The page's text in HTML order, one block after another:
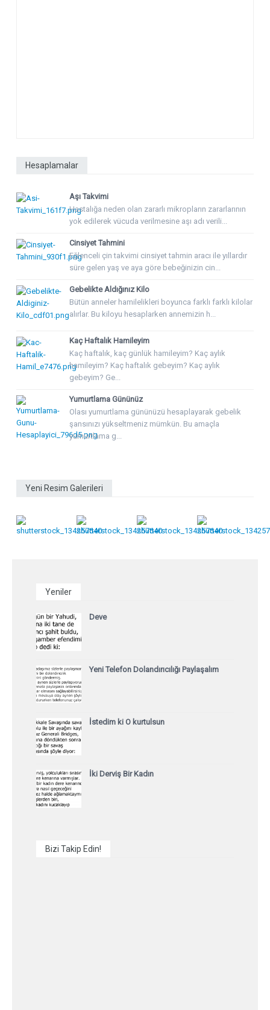
Hesaplamalar
Aşı Takvimi
Hastalığa neden olan zararlı mikropların zararlarının
yok edilerek vücuda verilmesine aşı adı verili...
Cinsiyet Tahmini
Eğlenceli çin takvimi cinsiyet tahmin aracı ile yıllardır
süre gelen yaş ve aya göre bebeğinizin cin...
Gebelikte Aldığınız Kilo
Bütün anneler hamilelikleri boyunca farklı farklı kilolar
alırlar. Bu kiloyu hesaplarken annemizin h...
Kaç Haftalık Hamileyim
Kaç haftalık, kaç günlük hamileyim? Kaç aylık
hamileyim? Kaç haftalık gebeyim? Kaç aylık
gebeyim? Ge...
Yumurtlama Gününüz
Olası yumurtlama gününüzü hesaplayarak gebelik
şansınızı yükseltmeniz mümkün. Bu amaçla
yumurtlama g...
Yeni Resim Galerileri
Yeniler
Deve
Yeni Telefon Dolandırıcılığı Paylaşalım
İstedim ki O kurtulsun
İki Derviş Bir Kadın
Bizi Takip Edin!